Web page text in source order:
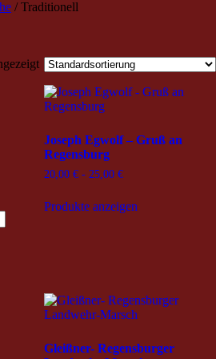
OHG –
/ Traditionell
Joseph Egwolf – Gruß an
Regensburg
20,00 €- 25,00 €
Produkte anzeigen
Gleißner- Regensburger